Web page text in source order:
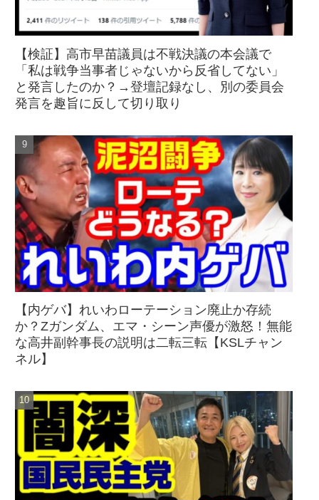
【検証】高市早苗議員は不戦決議の本会議で
「私は戦争当事者じゃないから反省してない」
と発言したのか？→登壇記録なし、別の委員会
発言を趣旨に反して切り取り
【内ゲバ】れいわローテーション廃止か存続
か？Zガンダム、エマ・シーン声優が激怒！無能
な高井副幹事長の説明は二転三転【KSLチャン
ネル】